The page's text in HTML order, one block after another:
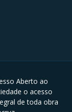
Aberto ao
o acesso
de toda obra